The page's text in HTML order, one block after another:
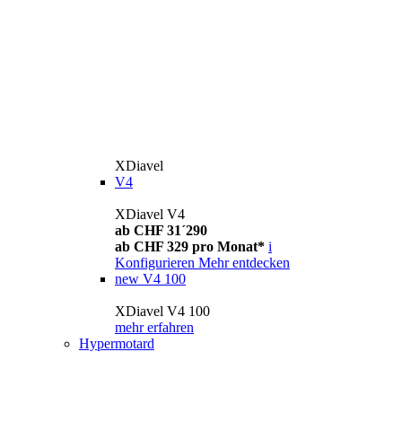
XDiavel
V4
XDiavel V4
ab CHF 31´290
ab CHF 329 pro Monat* i
Konfigurieren Mehr entdecken
new V4 100
XDiavel V4 100
mehr erfahren
Hypermotard